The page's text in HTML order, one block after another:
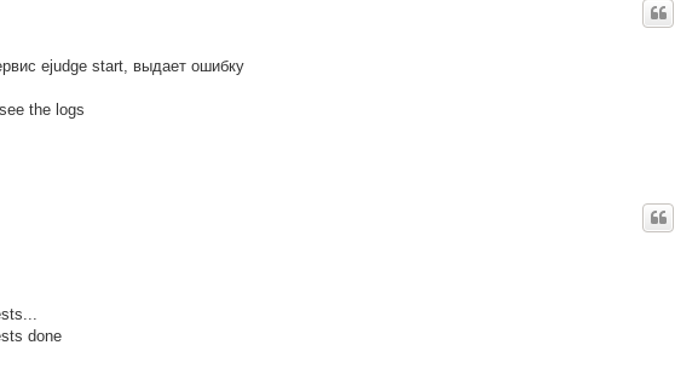
ejudge start, выдает ошибку
the logs
done